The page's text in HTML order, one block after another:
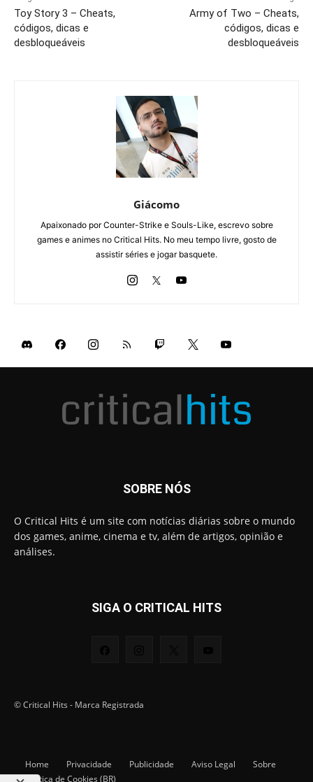
Toy Story 3 – Cheats,
códigos, dicas e
desbloqueáveis
Army of Two – Cheats,
códigos, dicas e
desbloqueáveis
Giácomo
Apaixonado por Counter-Strike e Souls-Like, escrevo sobre
games e animes no Critical Hits. No meu tempo livre, gosto de
assistir séries e jogar basquete.
SOBRE NÓS
O Critical Hits é um site com notícias diárias sobre o mundo
dos games, anime, cinema e tv, além de artigos, opinião e
análises.
SIGA O CRITICAL HITS
© Critical Hits - Marca Registrada
Home Privacidade Publicidade Aviso Legal
Sobre
Política de Cookies (BR)